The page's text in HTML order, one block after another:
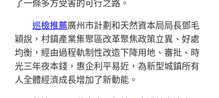
了一條多方受害的可行之路。
巡檢推薦廣州市計劃和天然資本局局長鄧毛
穎說，村鎮產業集聚區改革聚焦政策立異、好處
均衡，經由過程軌制性改造下降用地、審批、時
光三年夜本錢，惠企利平易近，為新型城鎮所有
人全體經濟成長增加了新動能。